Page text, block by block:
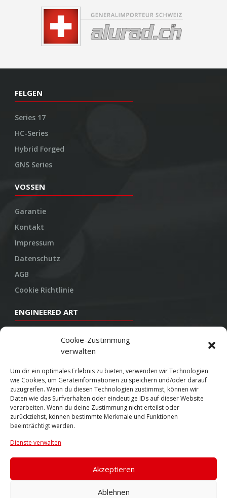
Cookie-Zustimmung
verwalten
Um dir ein optimales Erlebnis zu bieten, verwenden wir Technologien
wie Cookies, um Geräteinformationen zu speichern und/oder darauf
zuzugreifen. Wenn du diesen Technologien zustimmst, können wir
Daten wie das Surfverhalten oder eindeutige IDs auf dieser Website
verarbeiten. Wenn du deine Zustimmung nicht erteilst oder
zurückziehst, können bestimmte Merkmale und Funktionen
beeinträchtigt werden.
Dienste verwalten
Akzeptieren
Ablehnen
FELGEN
Series 17
HC-Series
Hybrid Forged
GNS Series
VOSSEN
Garantie
Kontakt
Impressum
Datenschutz
AGB
Cookie Richtlinie
ENGINEERED ART
Konstruktion
Herstellung
Endbearbeitung
SOCIAL
Youtube
Twitter